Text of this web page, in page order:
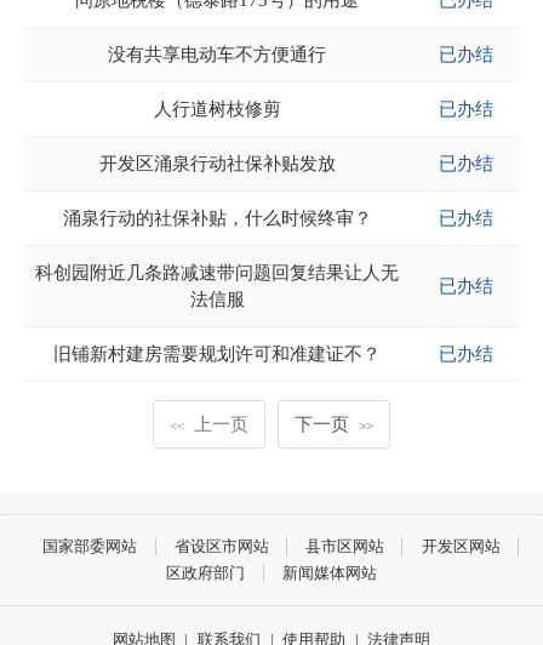
没有共享电动车不方便通行 已办结
人行道树枝修剪 已办结
开发区涌泉行动社保补贴发放 已办结
涌泉行动的社保补贴，什么时候终审？ 已办结
科创园附近几条路减速带问题回复结果让人无
法信服
已办结
旧铺新村建房需要规划许可和准建证不？ 已办结
<< 上一页 下一页 >>
国家部委网站 省设区市网站 县市区网站
开发区网站
区政府部门
新闻媒体网站
网站地图 | 联系我们 | 使用帮助 | 法律声明